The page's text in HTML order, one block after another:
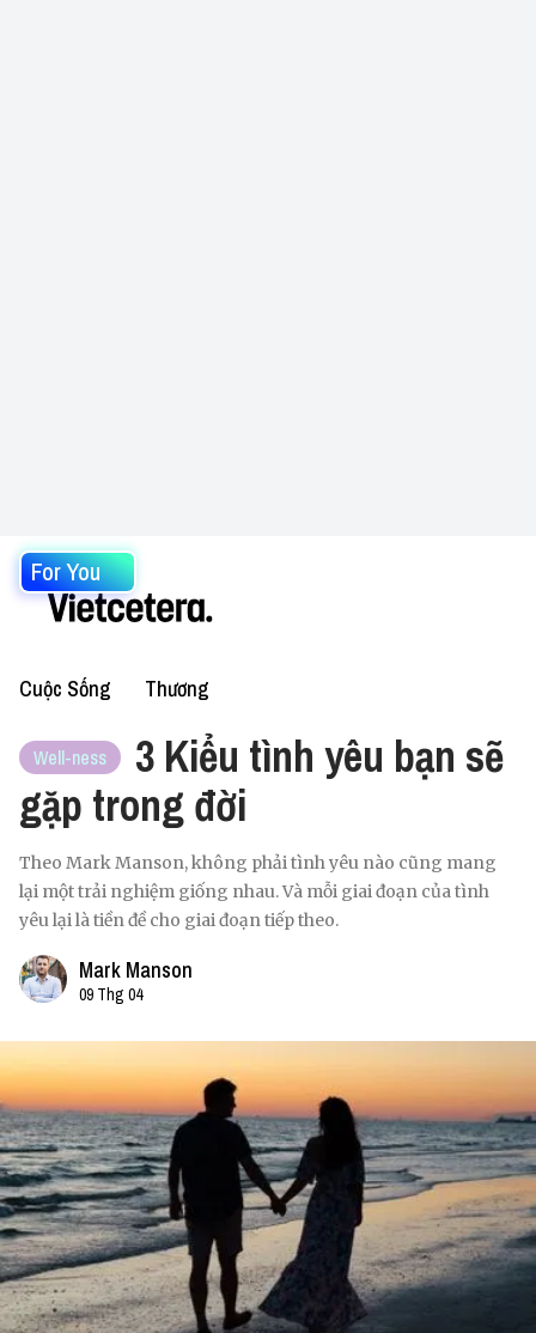
For You
Cuộc Sống Thương
Well-ness
3 Kiểu tình yêu bạn sẽ
gặp trong đời
Theo Mark Manson, không phải tình yêu nào cũng mang
lại một trải nghiệm giống nhau. Và mỗi giai đoạn của tình
yêu lại là tiền đề cho giai đoạn tiếp theo.
Mark Manson
09 Thg 04